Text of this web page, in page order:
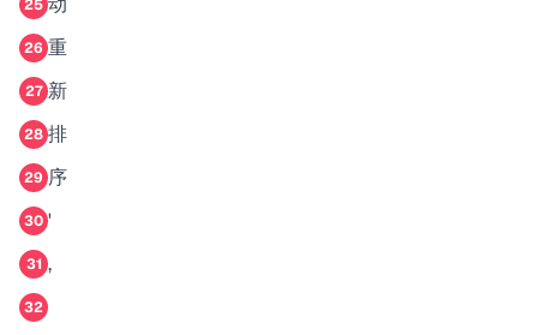
25
26 重
27 新
28 排
29 序
30 '
31 ,
32